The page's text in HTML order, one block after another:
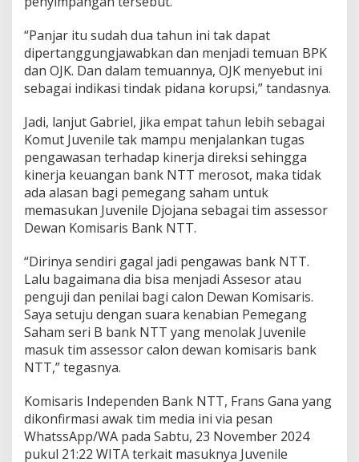
“Panjar itu sudah dua tahun ini tak dapat
dipertanggungjawabkan dan menjadi temuan BPK
dan OJK. Dan dalam temuannya, OJK menyebut ini
sebagai indikasi tindak pidana korupsi,” tandasnya.
Jadi, lanjut Gabriel, jika empat tahun lebih sebagai
Komut Juvenile tak mampu menjalankan tugas
pengawasan terhadap kinerja direksi sehingga
kinerja keuangan bank NTT merosot, maka tidak
ada alasan bagi pemegang saham untuk
memasukan Juvenile Djojana sebagai tim assessor
Dewan Komisaris Bank NTT.
“Dirinya sendiri gagal jadi pengawas bank NTT.
Lalu bagaimana dia bisa menjadi Assesor atau
penguji dan penilai bagi calon Dewan Komisaris.
Saya setuju dengan suara kenabian Pemegang
Saham seri B bank NTT yang menolak Juvenile
masuk tim assessor calon dewan komisaris bank
NTT,” tegasnya.
Komisaris Independen Bank NTT, Frans Gana yang
dikonfirmasi awak tim media ini via pesan
WhatssApp/WA pada Sabtu, 23 November 2024
pukul 21:22 WITA terkait masuknya Juvenile